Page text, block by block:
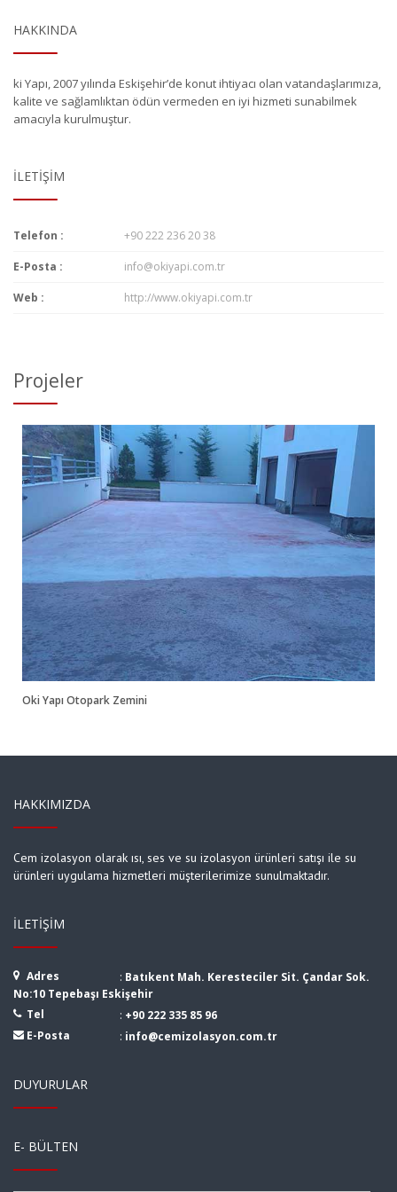
HAKKINDA
ki Yapı, 2007 yılında Eskişehir’de konut ihtiyacı olan vatandaşlarımıza,
kalite ve sağlamlıktan ödün vermeden en iyi hizmeti sunabilmek
amacıyla kurulmuştur.
İLETIŞIM
Telefon : +90 222 236 20 38
E-Posta : info@okiyapi.com.tr
Web : http://www.okiyapi.com.tr
Projeler
Oki Yapı Otopark Zemini
HAKKIMIZDA
Cem izolasyon olarak ısı, ses ve su izolasyon ürünleri satışı ile su
ürünleri uygulama hizmetleri müşterilerimize sunulmaktadır.
İLETIŞIM
Adres : Batıkent Mah. Keresteciler Sit. Çandar Sok.
No:10 Tepebaşı Eskişehir
Tel
: +90 222 335 85 96
E-Posta
: info@cemizolasyon.com.tr
DUYURULAR
E- BÜLTEN